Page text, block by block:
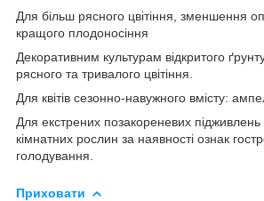
Для більш рясного цвітіння, зменшення
кращого плодоносіння
Декоративним культурам відкритого
рясного та тривалого цвітіння.
Для квітів сезонно-навужного вмісту:
Для екстрених позакореневих підживлень
кімнатних рослин за наявності ознак
голодування.
Приховати